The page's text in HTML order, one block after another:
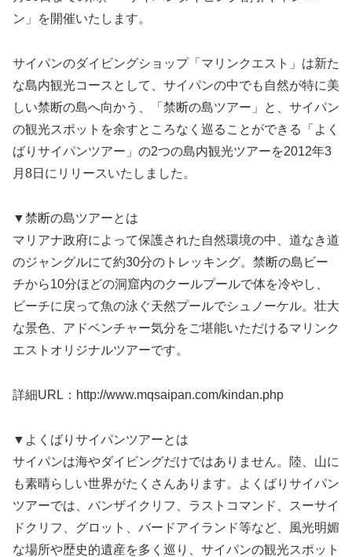
ン」を開催いたします。
サイパンのダイビングショップ「マリンクエスト」は新た
な島内観光コースとして、サイパンの中でも自然が特に美
しい禁断の島へ向かう、「禁断の島ツアー」と、サイパン
の観光スポットを余すところなく巡ることができる「よく
ばりサイパンツアー」の2つの島内観光ツアーを2012年3
月8日にリリースいたしました。
▼禁断の島ツアーとは
マリアナ政府によって保護された自然環境の中、道なき道
のジャングルにて約30分のトレッキング。禁断の島ビー
チから10分ほどの洞窟内のクールプールで体を冷やし、
ビーチに戻って魚の泳ぐ天然プールでシュノーケル。壮大
な景色、アドベンチャー気分をご堪能いただけるマリンク
エストオリジナルツアーです。
詳細URL：http://www.mqsaipan.com/kindan.php
▼よくばりサイパンツアーとは
サイパンは海やダイビングだけではありません。陸、山に
も素晴らしい世界がたくさんあります。よくばりサイパン
ツアーでは、バンザイクリフ、ラストコマンド、スーサイ
ドクリフ、グロット、バードアイランド等など、風光明媚
な場所や歴史的遺産を多く巡り、サイパンの観光スポット